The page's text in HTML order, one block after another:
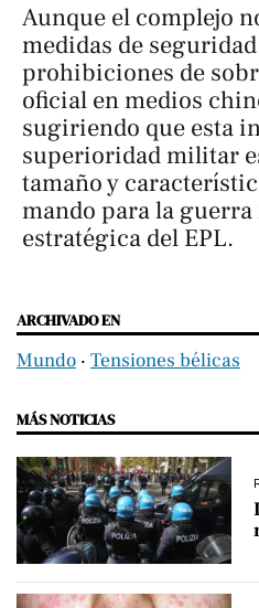
Aunque el complejo
medidas de
prohibiciones de
oficial en medios
sugiriendo que esta
superioridad militar
tamaño y
mando para la
estratégica del EPL.
ARCHIVADO EN
Mundo ‧ Tensiones bélicas
MÁS NOTICIAS